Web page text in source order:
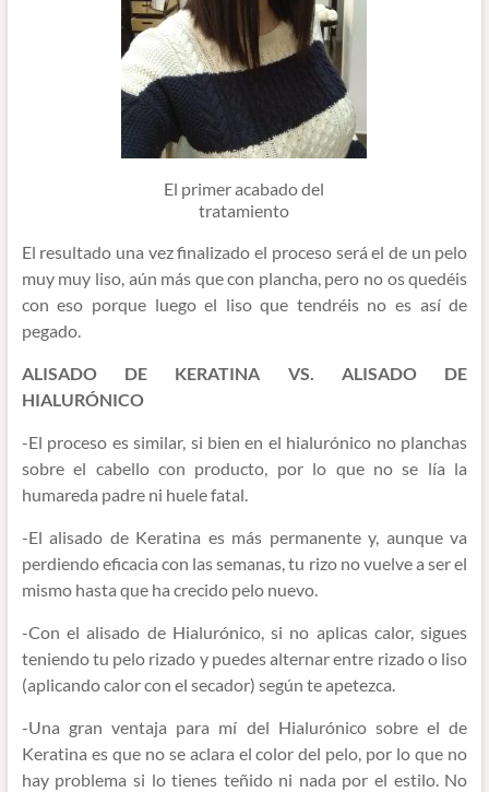
El primer acabado del
tratamiento
El resultado una vez finalizado el proceso será el de un pelo
muy muy liso, aún más que con plancha, pero no os quedéis
con eso porque luego el liso que tendréis no es así de
pegado.
ALISADO DE KERATINA VS. ALISADO DE
HIALURÓNICO
-El proceso es similar, si bien en el hialurónico no planchas
sobre el cabello con producto, por lo que no se lía la
humareda padre ni huele fatal.
-El alisado de Keratina es más permanente y, aunque va
perdiendo eficacia con las semanas, tu rizo no vuelve a ser el
mismo hasta que ha crecido pelo nuevo.
-Con el alisado de Hialurónico, si no aplicas calor, sigues
teniendo tu pelo rizado y puedes alternar entre rizado o liso
(aplicando calor con el secador) según te apetezca.
-Una gran ventaja para mí del Hialurónico sobre el de
Keratina es que no se aclara el color del pelo, por lo que no
hay problema si lo tienes teñido ni nada por el estilo. No